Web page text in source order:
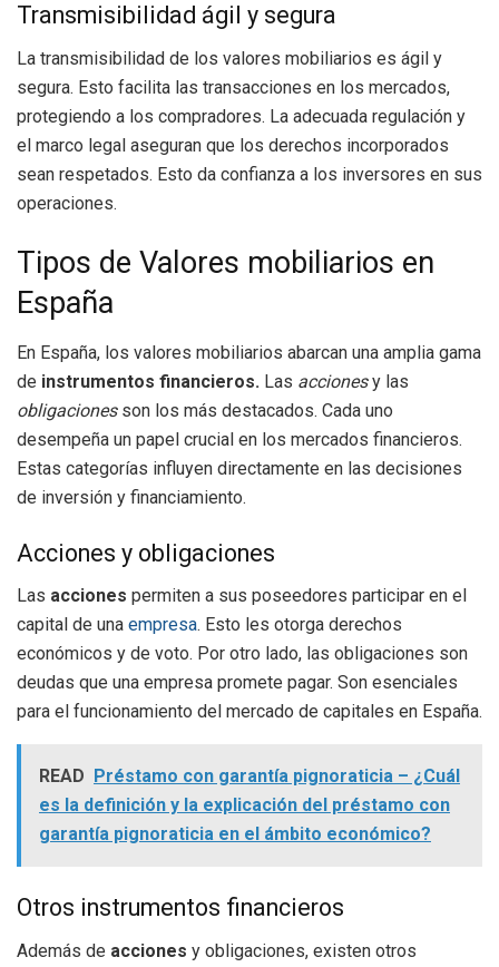
Transmisibilidad ágil y segura
La transmisibilidad de los valores mobiliarios es ágil y
segura. Esto facilita las transacciones en los mercados,
protegiendo a los compradores. La adecuada regulación y
el marco legal aseguran que los derechos incorporados
sean respetados. Esto da confianza a los inversores en sus
operaciones.
Tipos de Valores mobiliarios en
España
En España, los valores mobiliarios abarcan una amplia gama
de instrumentos financieros. Las accionesy las
obligacionesson los más destacados. Cada uno
desempeña un papel crucial en los mercados financieros.
Estas categorías influyen directamente en las decisiones
de inversión y financiamiento.
Acciones y obligaciones
Las acciones permiten a sus poseedores participar en el
capital de una empresa. Esto les otorga derechos
económicos y de voto. Por otro lado, las obligaciones son
deudas que una empresa promete pagar. Son esenciales
para el funcionamiento del mercado de capitales en España.
READ
Préstamo con garantía pignoraticia – ¿Cuál
es la definición y la explicación del préstamo con
garantía pignoraticia en el ámbito económico?
Otros instrumentos financieros
Además de acciones y obligaciones, existen otros